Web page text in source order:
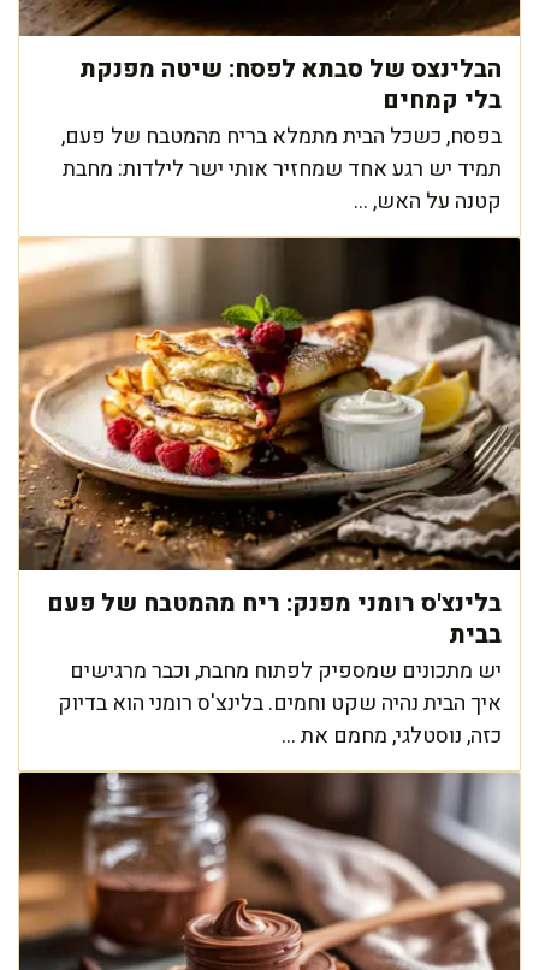
הבלינצס של סבתא לפסח: שיטה מפנקת
בלי קמחים
בפסח, כשכל הבית מתמלא בריח מהמטבח של פעם,
תמיד יש רגע אחד שמחזיר אותי ישר לילדות: מחבת
קטנה על האש, ...
בלינצ'ס רומני מפנק: ריח מהמטבח של פעם
בבית
יש מתכונים שמספיק לפתוח מחבת, וכבר מרגישים
איך הבית נהיה שקט וחמים. בלינצ'ס רומני הוא בדיוק
כזה, נוסטלגי, מחמם את ...